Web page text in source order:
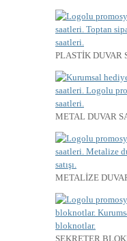
PLASTİK DUVAR
METAL DUVAR
METALİZE
SEKRETER